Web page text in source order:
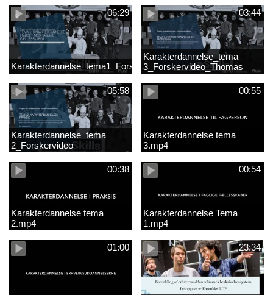
06:29
Karakterdannelse_tema1_Forskervideo_Antje
03:44
Karakterdannelse_tema
3_Forskervideo_Thomas
05:58
Karakterdannelse_tema
2_Forskervideo
00:55
Karakterdannelse tema
3.mp4
00:38
Karakterdannelse tema
2.mp4
00:54
Karakterdannelse Tema
1.mp4
01:00 23:34